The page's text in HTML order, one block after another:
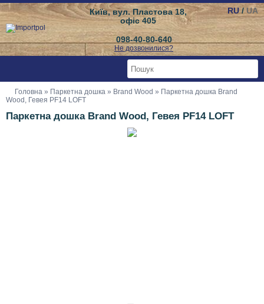
RU / UA
Київ, вул. Пластова 18,
офіс 405
098-40-80-640
Не дозвонилися?
Головна » Паркетна дошка » Brand Wood » Паркетна дошка Brand
Wood, Гевея PF14 LOFT
Паркетна дошка Brand Wood, Гевея PF14 LOFT